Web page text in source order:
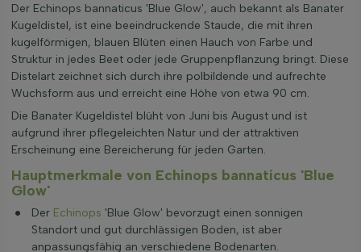
Der Echinops bannaticus 'Blue Glow', auch bekannt als Banater
Kugeldistel, ist eine beeindruckende Staude, die mit ihren
kugelförmigen, blauen Blüten einen Hauch von Farbe und
Struktur in jedes Beet oder jede Gruppenpflanzung bringt. Diese
Distelart zeichnet sich durch ihre polbildende und aufrechte
Wuchsform aus und erreicht eine Höhe von etwa 90 cm.
Die Banater Kugeldistel blüht von Juni bis August und ist
aufgrund ihrer pflegeleichten Natur und der attraktiven
Erscheinung eine Bereicherung für jeden Garten.
Hauptmerkmale von Echinops bannaticus 'Blue
Glow'
Der Echinops 'Blue Glow' bevorzugt einen sonnigen
Standort und gut durchlässigen Boden, ist aber
anpassungsfähig an verschiedene Bodenarten.